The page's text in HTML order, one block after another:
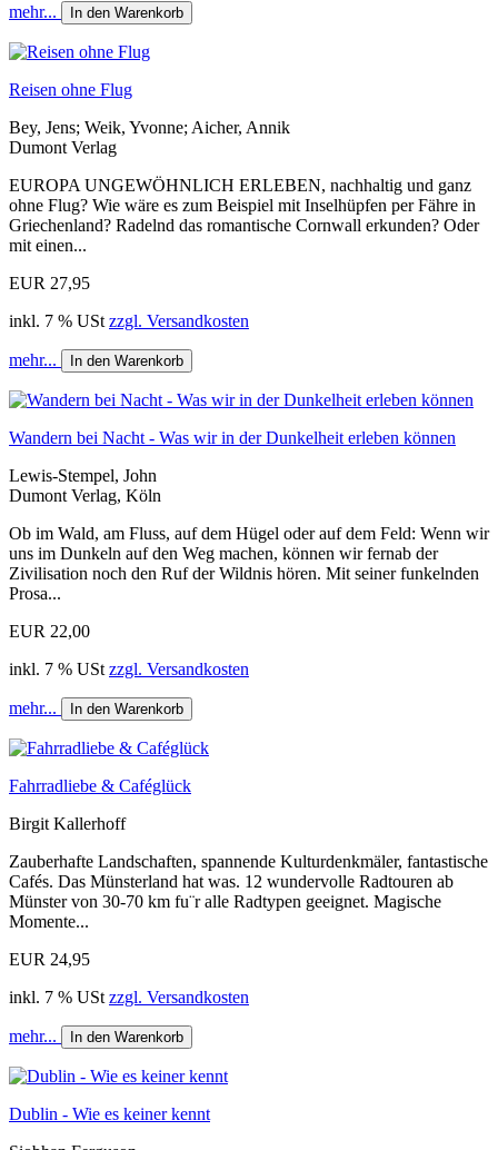
mehr... In den Warenkorb
Reisen ohne Flug
Bey, Jens; Weik, Yvonne; Aicher, Annik
Dumont Verlag
EUROPA UNGEWÖHNLICH ERLEBEN, nachhaltig und ganz
ohne Flug? Wie wäre es zum Beispiel mit Inselhüpfen per Fähre in
Griechenland? Radelnd das romantische Cornwall erkunden? Oder
mit einen...
EUR 27,95
inkl. 7 % USt zzgl. Versandkosten
mehr... In den Warenkorb
Wandern bei Nacht - Was wir in der Dunkelheit erleben können
Lewis-Stempel, John
Dumont Verlag, Köln
Ob im Wald, am Fluss, auf dem Hügel oder auf dem Feld: Wenn wir
uns im Dunkeln auf den Weg machen, können wir fernab der
Zivilisation noch den Ruf der Wildnis hören. Mit seiner funkelnden
Prosa...
EUR 22,00
inkl. 7 % USt zzgl. Versandkosten
mehr... In den Warenkorb
Fahrradliebe & Caféglück
Birgit Kallerhoff
Zauberhafte Landschaften, spannende Kulturdenkmäler, fantastische
Cafés. Das Münsterland hat was. 12 wundervolle Radtouren ab
Münster von 30-70 km fu¨r alle Radtypen geeignet. Magische
Momente...
EUR 24,95
inkl. 7 % USt zzgl. Versandkosten
mehr... In den Warenkorb
Dublin - Wie es keiner kennt